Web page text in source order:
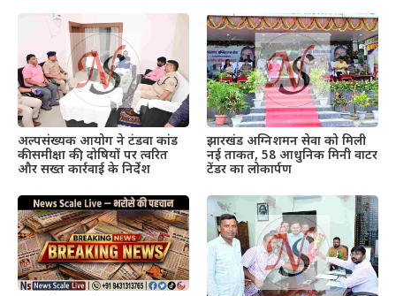
अल्पसंख्यक आयोग ने टंडवा कांड
की समीक्षा की, दोषियों पर त्वरित
और सख्त कार्रवाई के निर्देश
झारखंड अग्निशमन सेवा को मिली
नई ताकत, 58 आधुनिक मिनी वाटर
टेंडर का लोकार्पण